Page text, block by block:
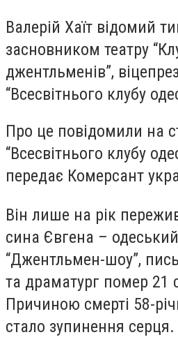
Валерій Хаїт відомий
засновником театру
джентльменів”,
“Всесвітнього клубу
Про це повідомили на
“Всесвiтнього клубу
передає Комерсант
Він лише на рік
сина Євгена –
“Джентльмен-шоу”,
та драматург помер 21
Причиною смерті 58-
стало зупинення серця.